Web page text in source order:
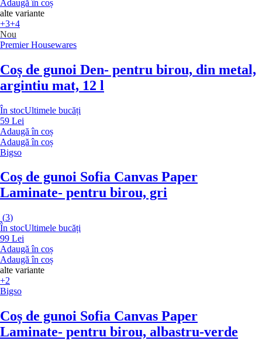
Adaugă în coș
alte variante
+3+4
Nou
Premier Housewares
Coș de gunoi Den- pentru birou, din metal,
argintiu mat, 12 l
În stocUltimele bucăți
59 Lei
Adaugă în coș
Adaugă în coș
Bigso
Coș de gunoi Sofia Canvas Paper
Laminate- pentru birou, gri
(3)
În stocUltimele bucăți
99 Lei
Adaugă în coș
Adaugă în coș
alte variante
+2
Bigso
Coș de gunoi Sofia Canvas Paper
Laminate- pentru birou, albastru-verde